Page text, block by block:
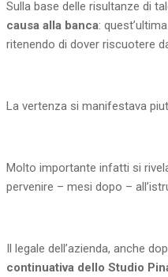
Sulla base delle risultanze di
causa alla banca:
ritenendo di dover riscuotere
La vertenza si manifestava
Molto importante infatti si
pervenire – mesi dopo –
Il legale dell’azienda, anche
continuativa dello Studio